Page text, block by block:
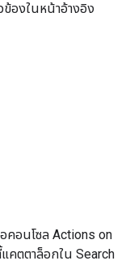
ข้องในหน้าอ้างอิง
อคอนโซล Actions on
คตตาล็อกใน Search